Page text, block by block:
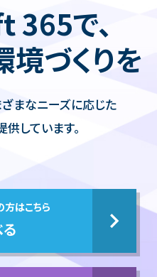
で、
づくりを
まなニーズに応じた
しています。
はこちら